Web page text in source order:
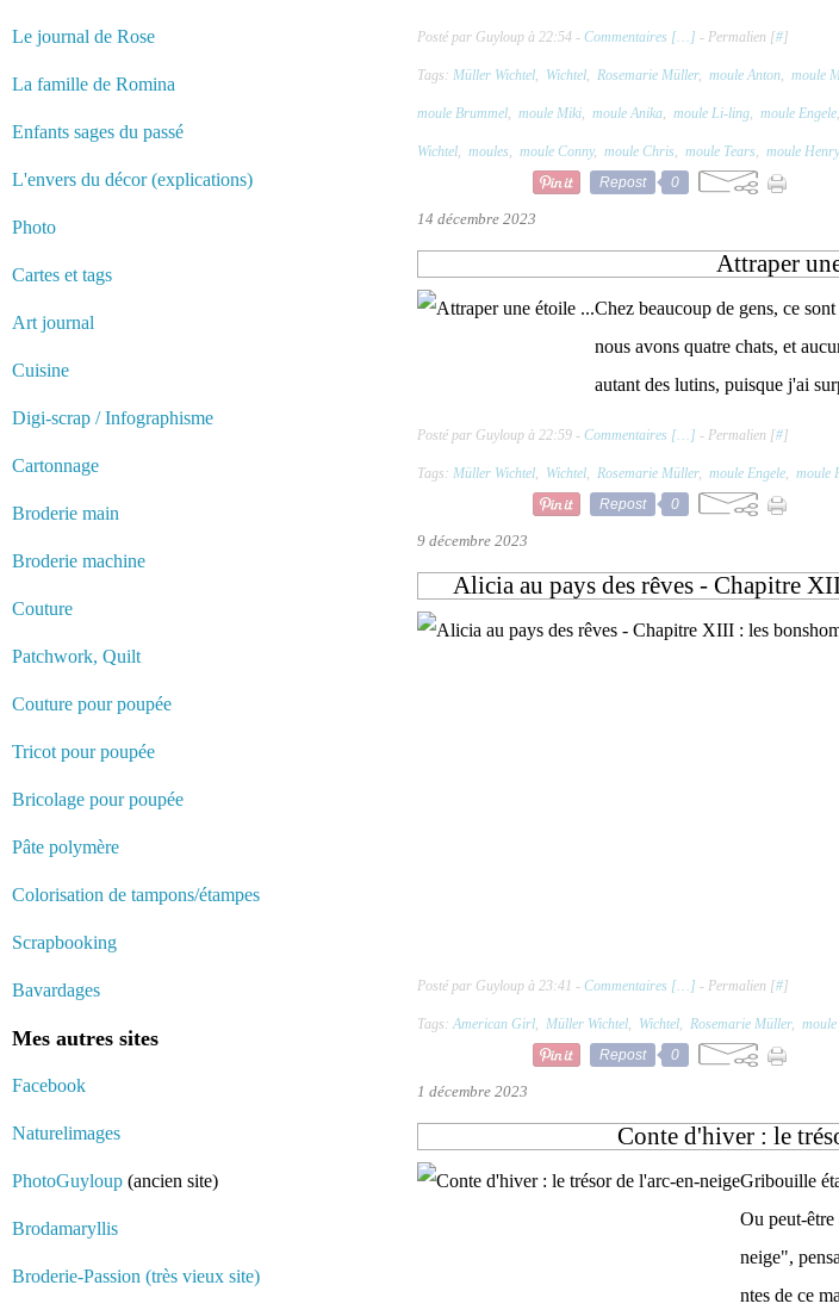
Le journal de Rose
La famille de Romina
Enfants sages du passé
L'envers du décor (explications)
Photo
Cartes et tags
Art journal
Cuisine
Digi-scrap / Infographisme
Cartonnage
Broderie main
Broderie machine
Couture
Patchwork, Quilt
Couture pour poupée
Tricot pour poupée
Bricolage pour poupée
Pâte polymère
Colorisation de tampons/étampes
Scrapbooking
Bavardages
Mes autres sites
Facebook
Naturelimages
PhotoGuyloup (ancien site)
Brodamaryllis
Broderie-Passion (très vieux site)
Posté par Guyloup à 22:54 - Commentaires [… ] - Permalien [#]
Tags: Müller Wichtel, Wichtel, Rosemarie Müller, moule Anton, moule
moule Brummel, moule Miki, moule Anika, moule Li-ling, moule Engele,
Wichtel, moules, moule Conny, moule Chris, moule Tears, moule Henry
Repost
0
14 décembre 2023
Attraper
Chez beaucoup de gens, ce
nous avons quatre chats, et
autant des lutins, puisque j'ai
Posté par Guyloup à 22:59 - Commentaires [… ] - Permalien [#]
Tags: Müller Wichtel, Wichtel, Rosemarie Müller, moule Engele, moule
Repost
0
9 décembre 2023
Alicia au pays des rêves - Chapitre
Posté par Guyloup à 23:41 - Commentaires [… ] - Permalien [#]
Tags: American Girl, Müller Wichtel, Wichtel, Rosemarie Müller,
Repost
0
1 décembre 2023
Conte d'hiver : le
Gribouille
Ou peut-
neige",
ntes de ce